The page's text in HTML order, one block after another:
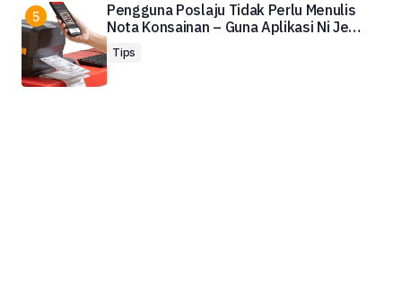
Pengguna Poslaju Tidak Perlu Menulis
Nota Konsainan – Guna Aplikasi Ni Je…
Tips